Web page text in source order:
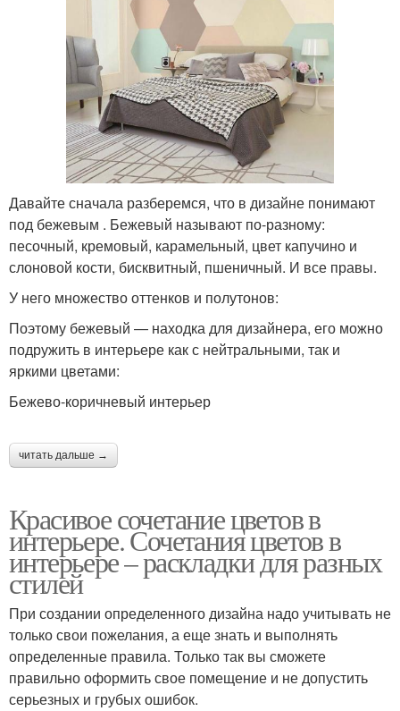
Давайте сначала разберемся, что в дизайне понимают
под бежевым . Бежевый называют по-разному:
песочный, кремовый, карамельный, цвет капучино и
слоновой кости, бисквитный, пшеничный. И все правы.
У него множество оттенков и полутонов:
Поэтому бежевый — находка для дизайнера, его можно
подружить в интерьере как с нейтральными, так и
яркими цветами:
Бежево-коричневый интерьер
читать дальше →
Красивое сочетание цветов в
интерьере. Сочетания цветов в
интерьере – раскладки для разных
стилей
При создании определенного дизайна надо учитывать не
только свои пожелания, а еще знать и выполнять
определенные правила. Только так вы сможете
правильно оформить свое помещение и не допустить
серьезных и грубых ошибок.